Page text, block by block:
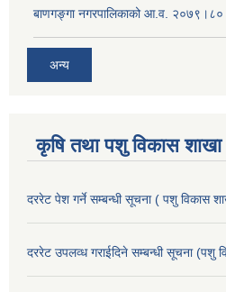
बाणगङ्गा नगरपालिकाको आ.व. २०७९।८०
अन्य
कृषि तथा पशु विकास शाखा
दररेट पेश गर्ने सम्बन्धी सूचना ( पशु विकास
दररेट उपलव्ध गराईदिने सम्बन्धी सूचना (पशु